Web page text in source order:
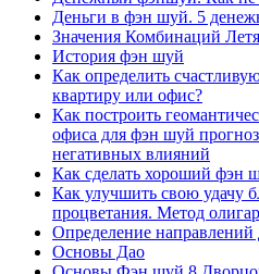
Деньги в фэн шуй. 5
Значения Комбинаций
История фэн шуй
Как определить
квартиру или офис?
Как построить
офиса для фэн шуй
негативных влияний
Как сделать хороший фэн
Как улучшить свою удачу
процветания. Метод
Определение
Основы Дао